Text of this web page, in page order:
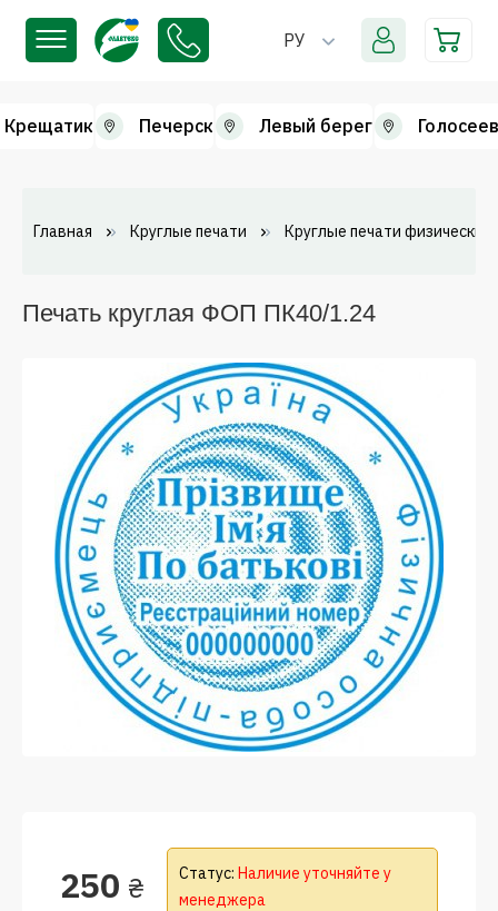
РУ
Крещатик Печерск Левый берег
Главная Круглые печати Круглые печати физических
Печать круглая ФОП ПК40/1.24
250 ₴ Статус: Наличие уточняйте у
менеджера